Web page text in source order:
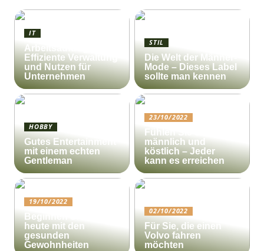
IT
Arbeitsauftrag:
Effiziente Verwaltung
und Nutzen für
Unternehmen
STIL
Die Welt der Männer-
Mode – Dieses Label
sollte man kennen
HOBBY
Gutes Entertainment
mit einem echten
Gentleman
23/10/2022
Fühlen Sie sich
männlich und
köstlich – Jeder
kann es erreichen
19/10/2022
Beginnen Sie noch
heute mit den
gesunden
Gewohnheiten
02/10/2022
Für Sie, die einen
Volvo fahren
möchten